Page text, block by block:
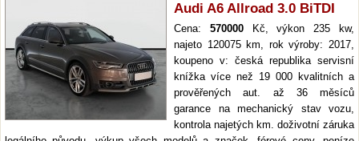
Audi A6 Allroad 3.0 BiTDI
Cena: 570000Kč, výkon 235 kw,
najeto 120075 km, rok výroby: 2017,
koupeno v: česká republika servisní
knížka více než 19 000 kvalitních a
prověřených aut. až 36 měsíců
garance na mechanický stav vozu,
kontrola najetých km. doživotní záruka